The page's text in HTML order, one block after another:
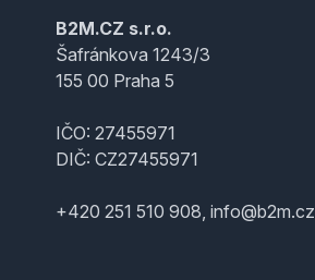
B2M.CZ s.r.o.
Šafránkova 1243/3
155 00 Praha 5
IČO: 27455971
DIČ: CZ27455971
+420 251 510 908, info@b2m.cz